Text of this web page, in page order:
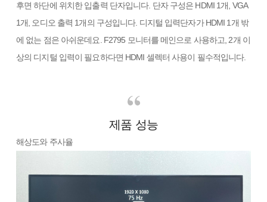
후면 하단에 위치한 입출력 단자입니다. 단자 구성은 HDMI 1개, VGA
1개, 오디오 출력 1개의 구성입니다. 디지털 입력단자가 HDMI 1개 밖
에 없는 점은 아쉬운데요. F2795 모니터를 메인으로 사용하고, 2개 이
상의 디지털 입력이 필요하다면 HDMI 셀렉터 사용이 필수적입니다.
제품 성능
해상도와 주사율